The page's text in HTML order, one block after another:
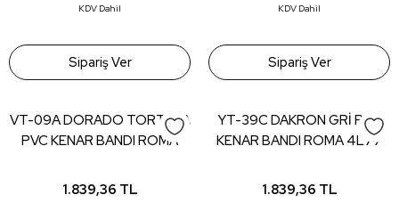
KDV Dahil
Sipariş Ver
KDV Dahil
Sipariş Ver
VT-09A DORADO TORTANA
PVC KENAR BANDI ROMA
mt)
1.839,36 TL
YT-39C DAKRON GRİ PVC
KENAR BANDI ROMA 4L77
1.839,36 TL